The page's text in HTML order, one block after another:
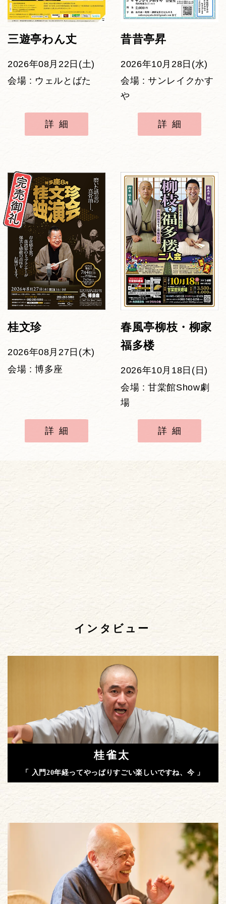
三遊亭わん丈
2026年08月22日(土)
会場 : ウェルとばた
詳細
昔昔亭昇
2026年10月28日(水)
会場 : サンレイクかす
や
詳細
桂文珍
2026年08月27日(木)
会場 : 博多座
詳細
春風亭柳枝・柳家
福多楼
2026年10月18日(日)
会場 : 甘棠館Show劇
場
詳細
インタビュー
桂雀太
「 入門20年経ってやっぱりすごい楽しいですね、今 」